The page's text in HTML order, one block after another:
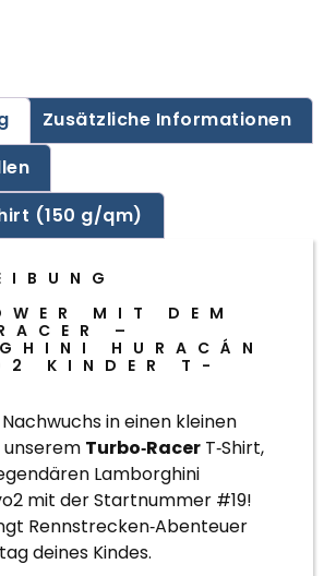
Zusätzliche Informationen
(150 g/qm)
MIT DEM
–
HURACÁN
KINDER T-
in einen kleinen
Turbo‑Racer T‑Shirt,
Lamborghini
mit der Startnummer #19!
Rennstrecken‑Abenteuer
deines Kindes.